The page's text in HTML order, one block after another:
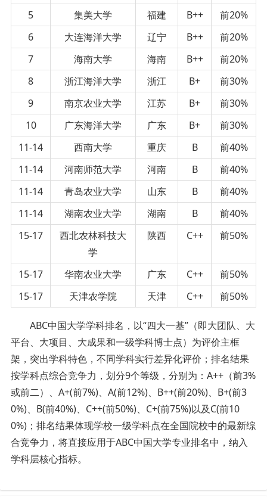
5
集美大学 福建 B++
前20%
6
大连海洋大学 辽宁 B++
前20%
7
海南大学 海南 B++
前20%
8
浙江海洋大学 浙江 B+
前30%
9
南京农业大学 江苏 B+
前30%
10
广东海洋大学 广东 B+
前30%
11-14
西南大学 重庆 B
前40%
11-14
河南师范大学 河南 B
前40%
11-14
青岛农业大学 山东 B
前40%
11-14
湖南农业大学 湖南 B
前40%
15-17
西北农林科技大
学
陕西 C++ 前50%
15-17 华南农业大学 广东 C++
前50%
15-17
天津农学院 天津 C++ 前50%
ABC中国大学学科排名，以“四大一基”（即大团队、大
平台、大项目、大成果和一级学科博士点）为评价主框
架，突出学科特色，不同学科实行差异化评价；排名结果
按学科点综合竞争力，划分9个等级，分别为：A++（前3%
或前二）、A+(前7%)、A(前12%)、B++(前20%)、B+(前3
0%)、B(前40%)、C++(前50%)、C+(前75%)以及C(前10
0%)；排名结果体现学校一级学科点在全国院校中的最新综
合竞争力，将直接应用于ABC中国大学专业排名中，纳入
学科层核心指标。